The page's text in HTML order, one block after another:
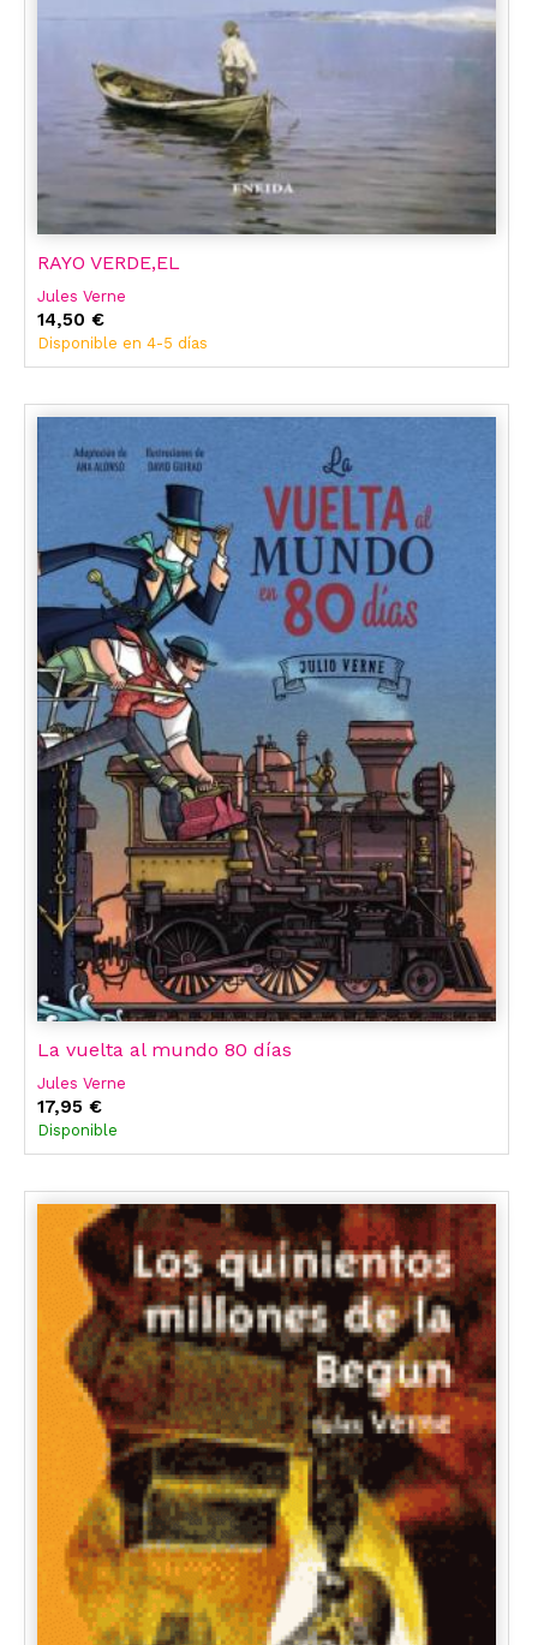
RAYO VERDE,EL
Jules Verne
14,50 €
Disponible en 4-5 días
La vuelta al mundo 80 días
Jules Verne
17,95 €
Disponible